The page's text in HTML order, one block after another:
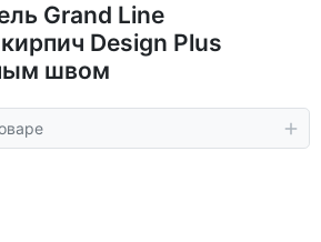
Grand Line
Design Plus
швом